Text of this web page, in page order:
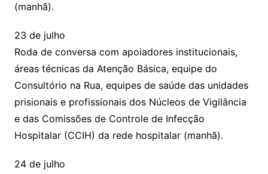
(manhã).
23 de julho
Roda de conversa com apoiadores institucionais,
áreas técnicas da Atenção Básica, equipe do
Consultório na Rua, equipes de saúde das unidades
prisionais e profissionais dos Núcleos de Vigilância
e das Comissões de Controle de Infecção
Hospitalar (CCIH) da rede hospitalar (manhã).
24 de julho